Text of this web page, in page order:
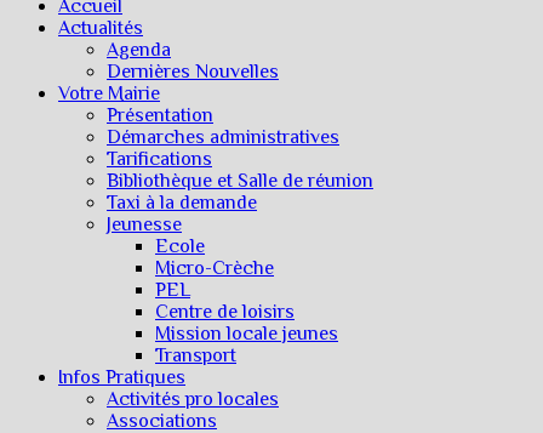
Accueil
Actualités
Agenda
Dernières Nouvelles
Votre Mairie
Présentation
Démarches administratives
Tarifications
Bibliothèque et Salle de réunion
Taxi à la demande
Jeunesse
Ecole
Micro-Crèche
PEL
Centre de loisirs
Mission locale jeunes
Transport
Infos Pratiques
Activités pro locales
Associations